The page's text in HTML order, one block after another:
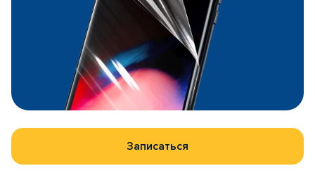
Записаться